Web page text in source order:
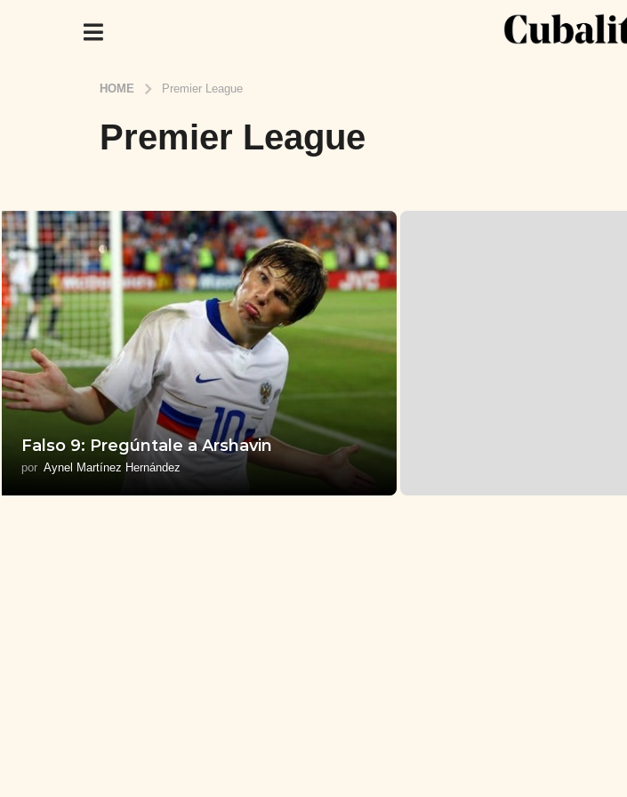
HOME Premier League
Premier League
Falso 9: Pregúntale a Arshavin
por Aynel Martínez Hernández